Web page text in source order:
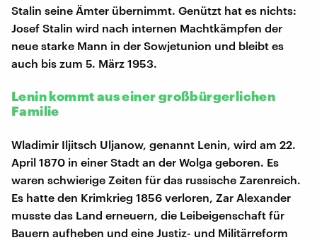
Stalin seine Ämter übernimmt. Genützt hat es nichts:
Josef Stalin wird nach internen Machtkämpfen der
neue starke Mann in der Sowjetunion und bleibt es
auch bis zum 5. März 1953.
Lenin kommt aus einer großbürgerlichen
Familie
Wladimir Iljitsch Uljanow, genannt Lenin, wird am 22.
April 1870 in einer Stadt an der Wolga geboren. Es
waren schwierige Zeiten für das russische Zarenreich.
Es hatte den Krimkrieg 1856 verloren, Zar Alexander
musste das Land erneuern, die Leibeigenschaft für
Bauern aufheben und eine Justiz- und Militärreform